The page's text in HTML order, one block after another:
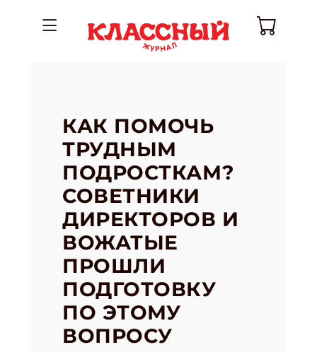
КАК ПОМОЧЬ
ТРУДНЫМ
ПОДРОСТКАМ?
СОВЕТНИКИ
ДИРЕКТОРОВ И
ВОЖАТЫЕ
ПРОШЛИ
ПОДГОТОВКУ
ПО ЭТОМУ
ВОПРОСУ